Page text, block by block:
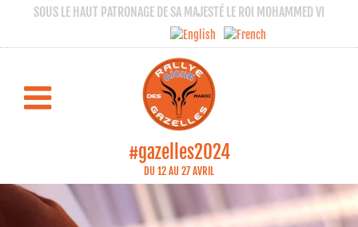
SOUS LE HAUT PATRONAGE DE SA MAJESTÉ LE ROI MOHAMMED VI
#gazelles2024
DU 12 AU 27 AVRIL